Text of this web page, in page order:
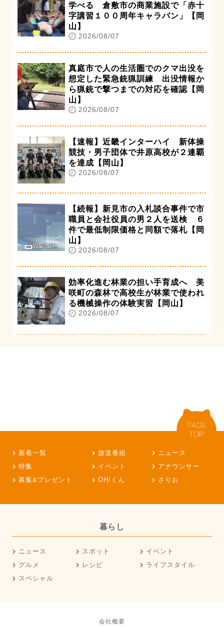
学べる 倉敷市の商業施設で「赤十
字講習１００周年キャラバン」【岡
山】
2026/08/07
真庭市で人の生活圏でのクマ出没を
想定した緊急銃猟訓練 出没情報か
ら猟銃で撃つまでの対応を確認【岡
山】
2026/08/07
【速報】近畿インターハイ 新体操
競技・男子団体で井原高校が２連覇
を達成【岡山】
2026/08/07
【続報】新見市の入札談合事件で市
職員と会社役員の男２人を送検 ６
件で最低制限価格と同額で落札【岡
山】
2026/08/07
効率化進む林業の担い手育成へ 美
咲町の森林で高校生が林業で使われ
る機械操作の体験実習【岡山】
2026/08/07
新着一覧 放送番組
ニュース
特集
イベント
アナウンサー
募集&プレゼント
OH!くん さりお
暮らし
ニュース スポット
イベント
グルメ
レシピ
ライフスタイル
スペシャル
会社概要